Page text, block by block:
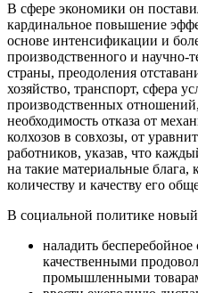
В сфере экономики он
кардинальное повышение
основе интенсификации и
производственного и научно-
страны, преодоления
хозяйство, транспорт, сфера
производственных
необходимость отказа от
колхозов в совхозы, от
работников, указав, что
на такие материальные блага,
количеству и качеству его
В социальной политике
наладить
качественными
промышленными